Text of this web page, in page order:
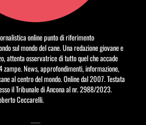
online punto di riferimento
sul mondo del cane. Una redazione giovane e
attenta osservatrice di tutto quel che accade
zampe. News, approfondimenti, informazione,
al centro del mondo. Online dal 2007. Testata
il Tribunale di Ancona al nr. 2988/2023.
Ceccarelli.